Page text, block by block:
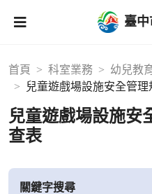
臺
首頁 科室業務 幼兒教
兒童遊戲場設施安全管
兒童遊戲場設施安
查表
關鍵字搜尋